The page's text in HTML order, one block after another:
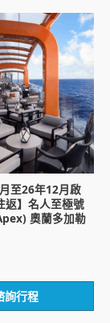
至26年12月啟
返】名人至極號
奧蘭多加勒
詢行程